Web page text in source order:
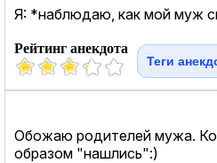
Я: *наблюдаю, как мой муж
Рейтинг анекдота
Теги
Обожаю родителей мужа.
образом "нашлись":)